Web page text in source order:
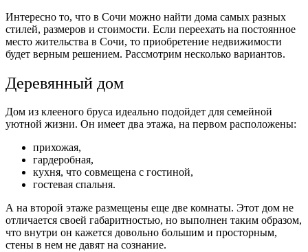
Интересно то, что в Сочи можно найти дома самых разных
стилей, размеров и стоимости. Если переехать на постоянное
место жительства в Сочи, то приобретение недвижимости
будет верным решением. Рассмотрим несколько вариантов.
Деревянный дом
Дом из клееного бруса идеально подойдет для семейной
уютной жизни. Он имеет два этажа, на первом расположены:
прихожая,
гардеробная,
кухня, что совмещена с гостиной,
гостевая спальня.
А на второй этаже размещены еще две комнаты. Этот дом не
отличается своей габаритностью, но выполнен таким образом,
что внутри он кажется довольно большим и просторным,
стены в нем не давят на сознание.